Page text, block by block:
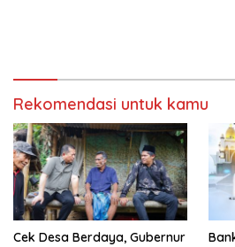
Rekomendasi untuk kamu
Cek Desa Berdaya, Gubernur